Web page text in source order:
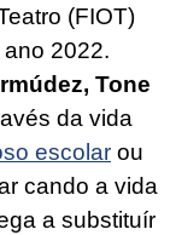
(FIOT)
2022.
Tone
da vida
escolar ou
cando a vida
a substituír